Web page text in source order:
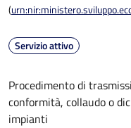
(
Servizio attivo
Procedimento di
conformità, collaudo o
impianti